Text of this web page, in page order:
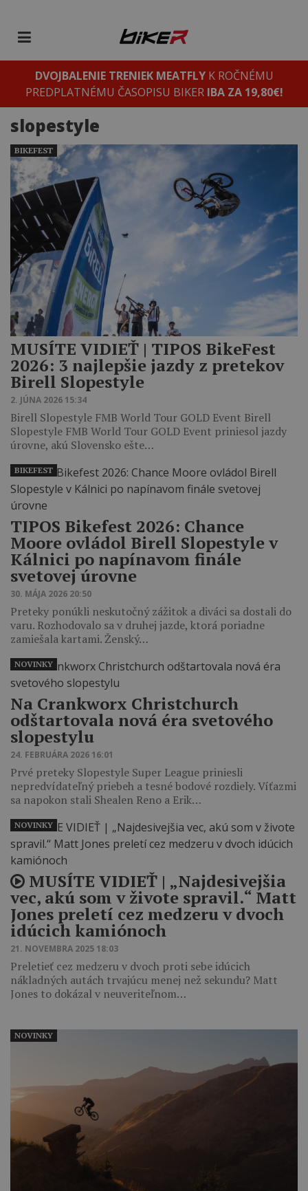
DVOJBALENIE TRENIEK MEATFLYK ROČNÉMU
PREDPLATNÉMU ČASOPISU BIKER IBA ZA 19,80€!
slopestyle
MUSÍTE VIDIEŤ | TIPOS BikeFest
2026: 3 najlepšie jazdy z pretekov
Birell Slopestyle
2. JÚNA 2026 15:34
Birell Slopestyle FMB World Tour GOLD Event Birell
Slopestyle FMB World Tour GOLD Event priniesol jazdy
úrovne, akú Slovensko ešte…
BIKEFEST
TIPOS Bikefest 2026: Chance
Moore ovládol Birell Slopestyle v
Kálnici po napínavom finále
svetovej úrovne
30. MÁJA 2026 20:50
Preteky ponúkli neskutočný zážitok a diváci sa dostali do
varu. Rozhodovalo sa v druhej jazde, ktorá poriadne
zamiešala kartami. Ženský…
BIKEFEST
Na Crankworx Christchurch
odštartovala nová éra svetového
slopestylu
24. FEBRUÁRA 2026 16:01
Prvé preteky Slopestyle Super League priniesli
nepredvídateľný priebeh a tesné bodové rozdiely. Víťazmi
sa napokon stali Shealen Reno a Erik…
NOVINKY
MUSÍTE VIDIEŤ | „Najdesivejšia
vec, akú som v živote spravil.“ Matt
Jones preletí cez medzeru v dvoch
idúcich kamiónoch
21. NOVEMBRA 2025 18:03
Preletieť cez medzeru v dvoch proti sebe idúcich
nákladných autách trvajúcu menej než sekundu? Matt
Jones to dokázal v neuveriteľnom…
NOVINKY
NOVINKY